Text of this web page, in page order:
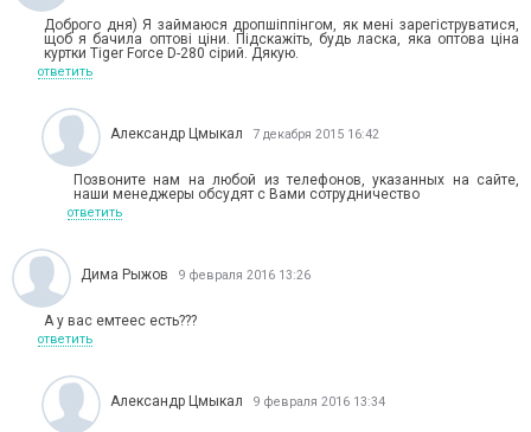
Доброго дня) Я займаюся дропшіппінгом, як мені зарегіструватися,
щоб я бачила оптові ціни. Підскажіть, будь ласка, яка оптова ціна
куртки Tiger Force D-280 сірий. Дякую.
ответить
Александр Цмыкал 7 декабря 2015 16:42
Позвоните нам на любой из телефонов, указанных на сайте,
наши менеджеры обсудят с Вами сотрудничество
ответить
Дима Рыжов 9 февраля 2016 13:26
А у вас емтеес есть???
ответить
Александр Цмыкал 9 февраля 2016 13:34